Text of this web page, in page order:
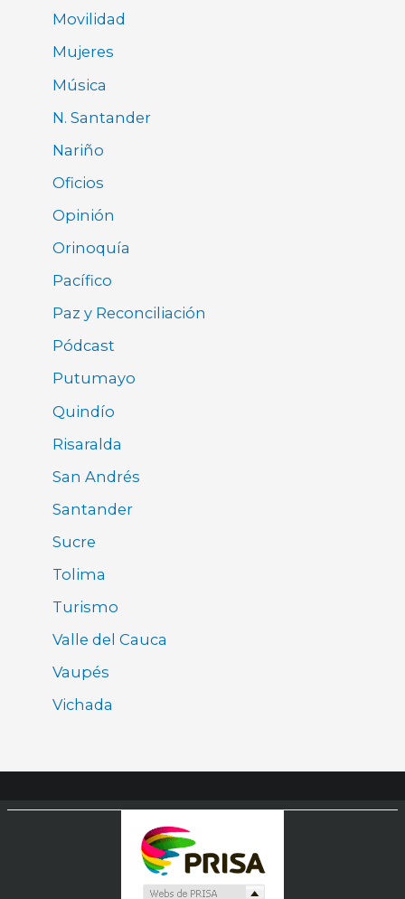
Movilidad
Mujeres
Música
N. Santander
Nariño
Oficios
Opinión
Orinoquía
Pacífico
Paz y Reconciliación
Pódcast
Putumayo
Quindío
Risaralda
San Andrés
Santander
Sucre
Tolima
Turismo
Valle del Cauca
Vaupés
Vichada